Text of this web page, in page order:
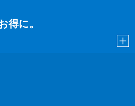
得に。